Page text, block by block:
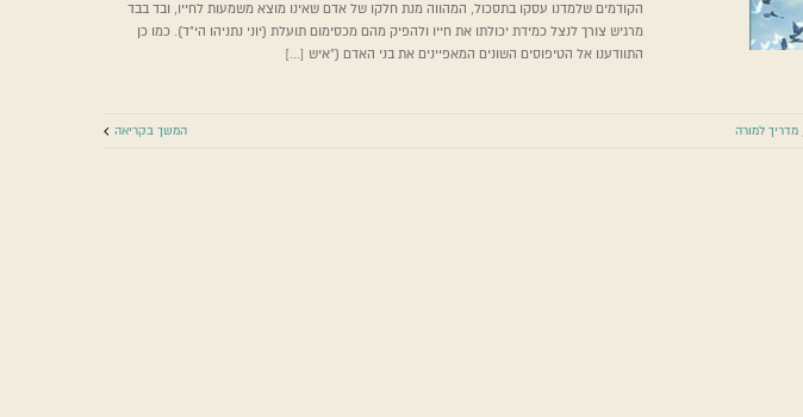
ויקטור פרנקל - אדם מחפש משמעות מדריך למורה
הקודמים שלמדנו עסקו בתסכול, המהווה מנת חלקו של אדם שאינו מוצא משמעות לחייו, ובד בבד
מרגיש צורך לנצל כמידת יכולתו את חייו ולהפיק מהם מכסימום תועלת (יוני נתניהו הי"ד). כמו כן
התוודענו אל הטיפוסים השונים המאפיינים את בני האדם ("איש [...]
,מדריך למורה המשך בקריאה